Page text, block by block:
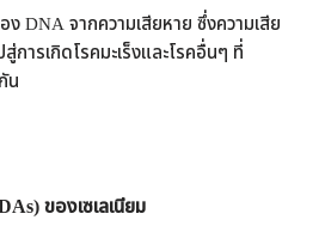
ง DNA จากความเสียหาย ซึ่งความเสีย
การเกิดโรคมะเร็งและโรคอื่นๆ ที่
น
ของเซเลเนียม